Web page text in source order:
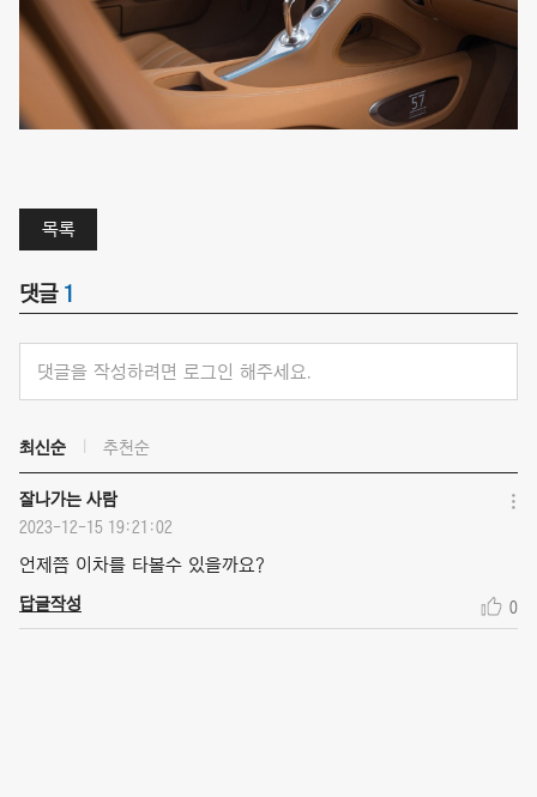
목록
댓글 1
댓글을 작성하려면 로그인 해주세요.
최신순 추천순
잘나가는 사람
2023-12-15 19:21:02
언제쯤 이차를 타볼수 있을까요?
답글작성 0